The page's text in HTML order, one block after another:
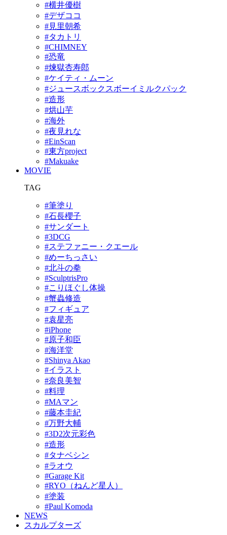
#横井優樹
#デザココ
#見里朝希
#タカトリ
#CHIMNEY
#恐竜
#煉獄杏寿郎
#ケイティ・ムーン
#ジュースボックスボーイミルクパック
#造形
#烘山芋
#海外
#夜見れな
#EinScan
#東方project
#Makuake
MOVIE
TAG
#筆塗り
#石長櫻子
#サンダート
#3DCG
#ステファニー・クエール
#めーちっさい
#北斗の拳
#SculptrisPro
#こりほぐし体操
#蟹蟲修造
#フィギュア
#袁星亮
#iPhone
#原子和臣
#海洋堂
#Shinya Akao
#イラスト
#奈良美智
#料理
#MAマン
#藤本圭紀
#万野大輔
#3D2次元彩色
#造形
#タナベシン
#ラオウ
#Garage Kit
#RYO（ねんど星人）
#塗装
#Paul Komoda
NEWS
スカルプターズ